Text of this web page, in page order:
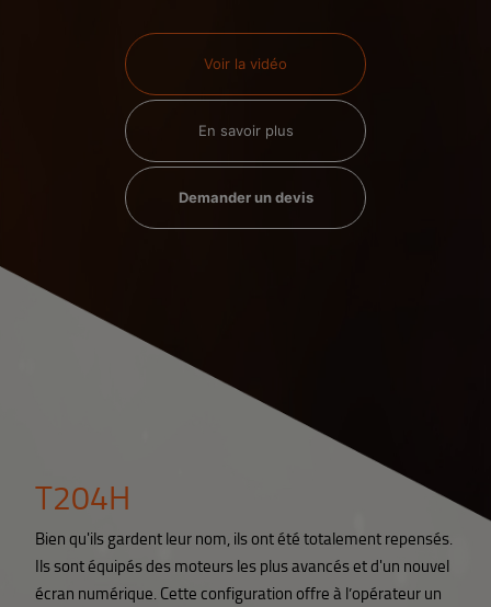
Voir la vidéo
En savoir plus
Demander un devis
T204H
Bien qu'ils gardent leur nom, ils ont été totalement repensés.
Ils sont équipés des moteurs les plus avancés et d'un nouvel
écran numérique. Cette configuration offre à l’opérateur un